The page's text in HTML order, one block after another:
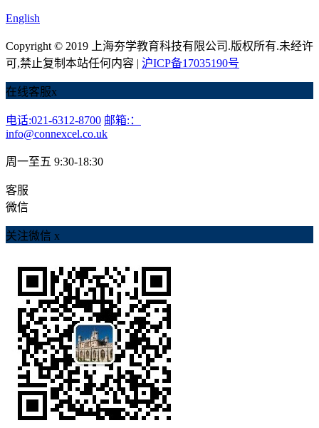
English
Copyright © 2019 上海夯学教育科技有限公司.版权所有.未经许
可,禁止复制本站任何内容 | 沪ICP备17035190号
在线客服x
电话:021-6312-8700 邮箱:：
info@connexcel.co.uk
周一至五 9:30-18:30
客服
微信
关注微信 x